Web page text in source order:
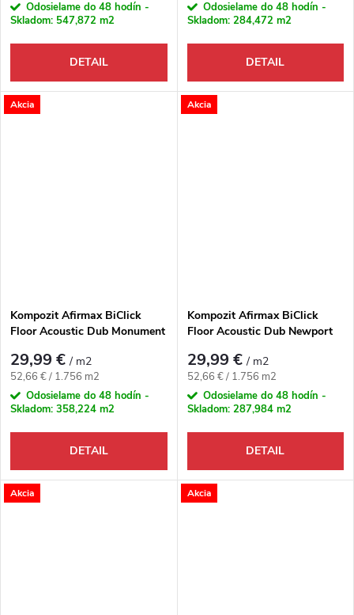
Odosielame do 48 hodín -
Skladom: 547,872 m2
DETAIL
Odosielame do 48 hodín -
Skladom: 284,472 m2
DETAIL
Akcia
Kompozit Afirmax BiClick
Floor Acoustic Dub Monument
29,99 €/ m2
Jednotková cena:
52,66 € / 1.756 m2
Odosielame do 48 hodín -
Skladom: 358,224 m2
DETAIL
Akcia
Kompozit Afirmax BiClick
Floor Acoustic Dub Newport
29,99 €/ m2
Jednotková cena:
52,66 € / 1.756 m2
Odosielame do 48 hodín -
Skladom: 287,984 m2
DETAIL
Akcia Akcia